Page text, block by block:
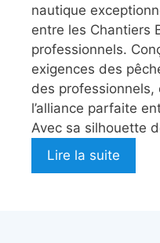
nautique
entre les Chantiers
professionnels.
exigences des
des professionnels,
l’alliance parfaite
Avec sa silhouette
Lire la suite